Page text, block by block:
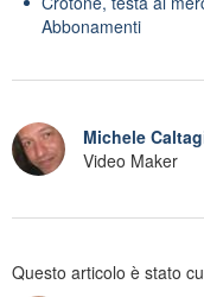
Abbonamenti
Michele
Video Maker
Questo articolo è stato